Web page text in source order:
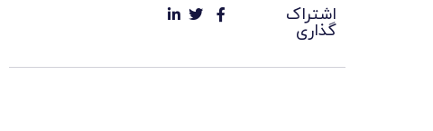
اشتراک
گذاری